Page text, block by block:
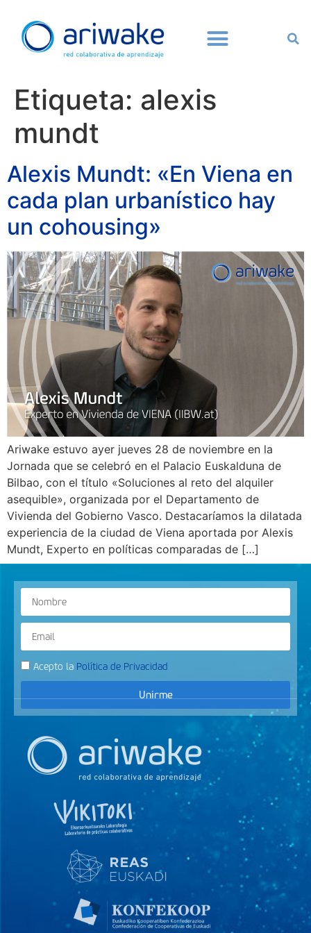
Etiqueta: alexis
mundt
Alexis Mundt: «En Viena en
cada plan urbanístico hay
un cohousing»
Ariwake estuvo ayer jueves 28 de noviembre en la
Jornada que se celebró en el Palacio Euskalduna de
Bilbao, con el título «Soluciones al reto del alquiler
asequible», organizada por el Departamento de
Vivienda del Gobierno Vasco. Destacaríamos la dilatada
experiencia de la ciudad de Viena aportada por Alexis
Mundt, Experto en políticas comparadas de […]
Acepto la Política de Privacidad
Unirme